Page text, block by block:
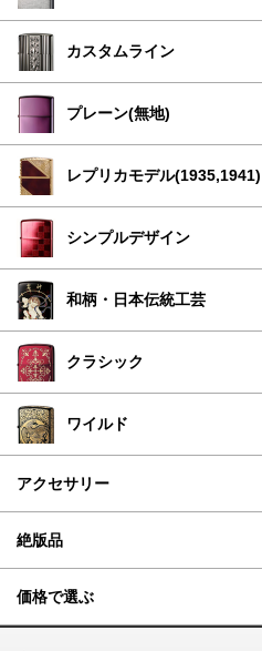
カスタムライン
プレーン(無地)
レプリカモデル(1935,1941)
シンプルデザイン
和柄・日本伝統工芸
クラシック
ワイルド
アクセサリー
絶版品
価格で選ぶ